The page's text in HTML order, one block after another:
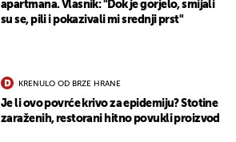
apartmana. Vlasnik: "Dok je gorjelo, smijali
su se, pili i pokazivali mi srednji prst"
KRENULO OD BRZE HRANE
Je li ovo povrće krivo za epidemiju? Stotine
zaraženih, restorani hitno povukli proizvod